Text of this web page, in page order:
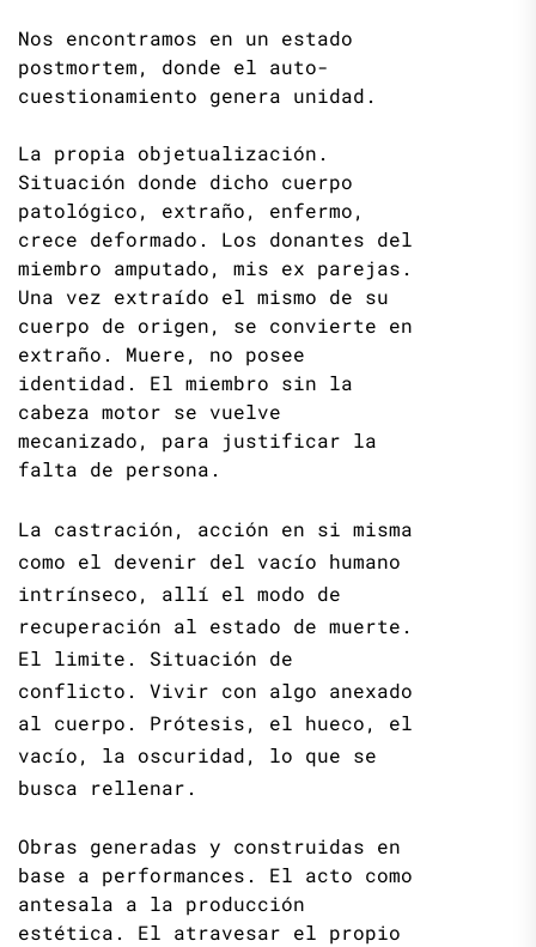
Nos encontramos en un estado
postmortem, donde el auto-
cuestionamiento genera unidad.
La propia objetualización.
Situación donde dicho cuerpo
patológico, extraño, enfermo,
crece deformado. Los donantes del
miembro amputado, mis ex parejas.
Una vez extraído el mismo de su
cuerpo de origen, se convierte en
extraño. Muere, no posee
identidad. El miembro sin la
cabeza motor se vuelve
mecanizado, para justificar la
falta de persona.
La castración, acción en si misma
como el devenir del vacío humano
intrínseco, allí el modo de
recuperación al estado de muerte.
El limite. Situación de
conflicto. Vivir con algo anexado
al cuerpo. Prótesis, el hueco, el
vacío, la oscuridad, lo que se
busca rellenar.
Obras generadas y construidas en
base a performances. El acto como
antesala a la producción
estética. El atravesar el propio